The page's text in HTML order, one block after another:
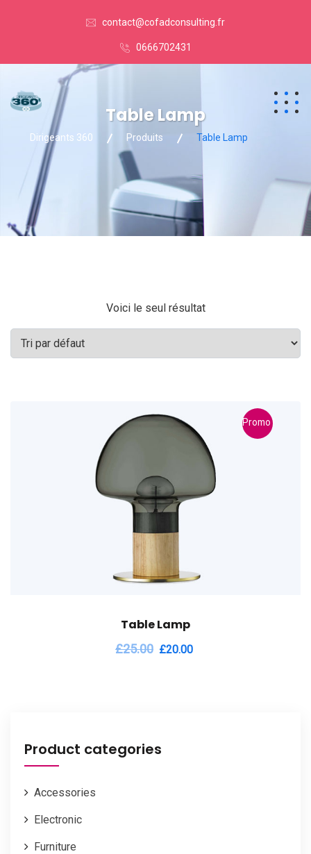
contact@cofadconsulting.fr
0666702431
Table Lamp
Dirigeants 360 Produits Table Lamp
Voici le seul résultat
Promo !
Table Lamp
£25.00 £20.00
Product categories
Accessories
Electronic
Furniture